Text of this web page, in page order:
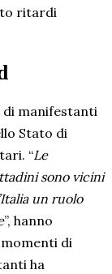
ritardi
di manifestanti
Stato di
“Le
sono vicini
un ruolo
”, hanno
di
ha